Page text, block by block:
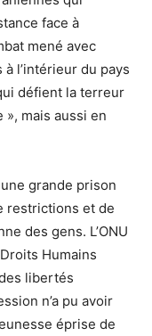
face à
mené avec
l’intérieur du pays
défient la terreur
», mais aussi en
grande prison
restrictions et de
des gens. L’ONU
Humains
libertés
n’a pu avoir
éprise de